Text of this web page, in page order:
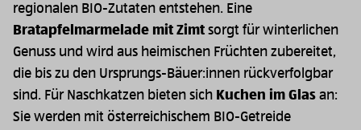
regionalen BIO-Zutaten entstehen. Eine
Bratapfelmarmelade mit Zimt sorgt für winterlichen
Genuss und wird aus heimischen Früchten zubereitet,
die bis zu den Ursprungs-Bäuer:innen rückverfolgbar
sind. Für Naschkatzen bieten sich Kuchen im Glas an:
Sie werden mit österreichischem BIO-Getreide